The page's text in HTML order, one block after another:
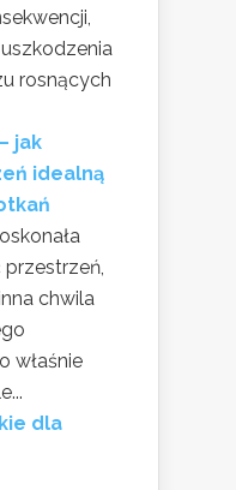
rosnących
jak
idealną
chwila
właśnie
dla